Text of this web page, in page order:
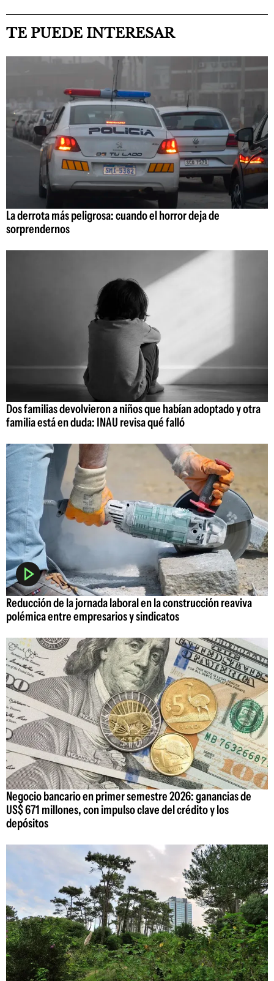
TE PUEDE INTERESAR
La derrota más peligrosa: cuando el horror deja de
sorprendernos
Dos familias devolvieron a niños que habían adoptado y otra
familia está en duda: INAU revisa qué falló
Reducción de la jornada laboral en la construcción reaviva
polémica entre empresarios y sindicatos
Negocio bancario en primer semestre 2026: ganancias de
US$ 671 millones, con impulso clave del crédito y los
depósitos